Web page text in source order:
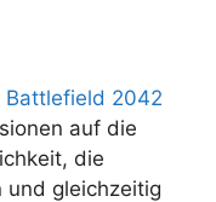
Battlefield 2042
auf die
die
und gleichzeitig